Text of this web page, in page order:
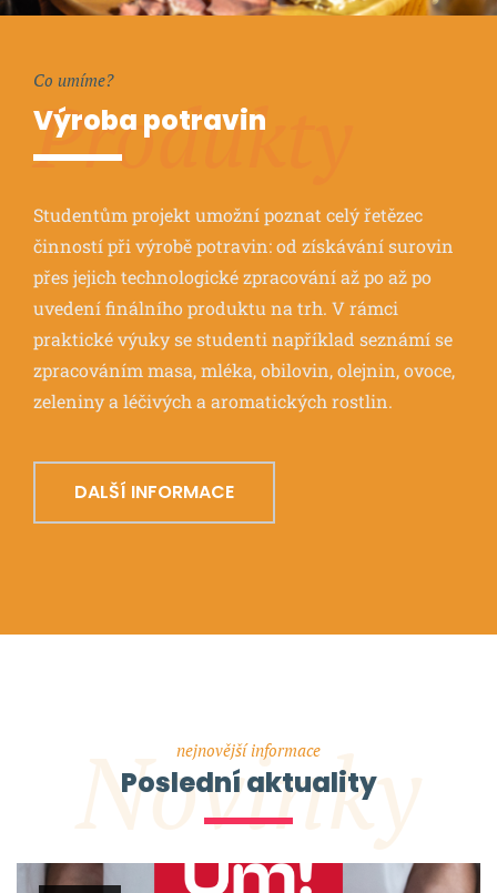
Produkty
Co umíme?
Výroba potravin
Studentům projekt umožní poznat celý řetězec
činností při výrobě potravin: od získávání surovin
přes jejich technologické zpracování až po až po
uvedení finálního produktu na trh. V rámci
praktické výuky se studenti například seznámí se
zpracováním masa, mléka, obilovin, olejnin, ovoce,
zeleniny a léčivých a aromatických rostlin.
DALŠÍ INFORMACE
Novinky
nejnovější informace
Poslední aktuality